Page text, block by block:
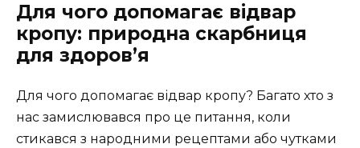
Для чого допомагає відвар
кропу: природна скарбниця
для здоров’я
Для чого допомагає відвар кропу? Багато хто з
нас замислювався про це питання, коли
стикався з народними рецептами або чутками